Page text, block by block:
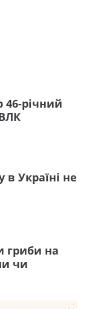
46-річний
в Україні не
гриби на
чи